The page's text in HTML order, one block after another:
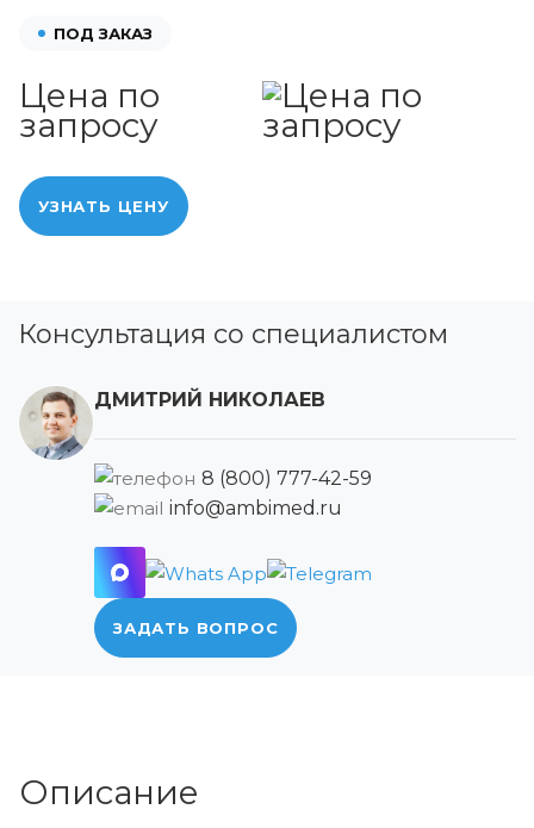
ПОД ЗАКАЗ
Цена по
запросу
УЗНАТЬ ЦЕНУ
Консультация со специалистом
ДМИТРИЙ НИКОЛАЕВ
8 (800) 777-42-59
info@ambimed.ru
ЗАДАТЬ ВОПРОС
Описание